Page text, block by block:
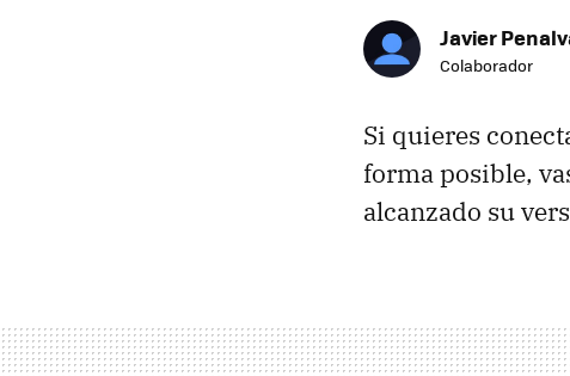
Javier
Colaborador
Si quieres
forma posible,
alcanzado su